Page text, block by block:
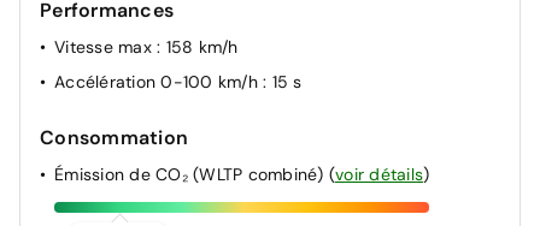
Performances
Vitesse max : 158 km/h
Accélération 0-100 km/h : 15 s
Consommation
Émission de CO₂ (WLTP combiné) (voir détails)